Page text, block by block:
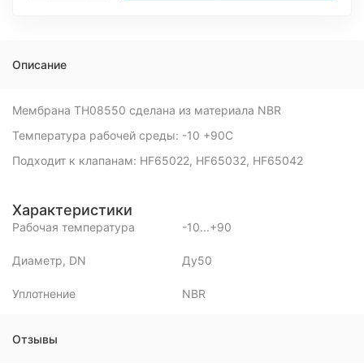
Описание
Мембрана TH08550 сделана из материала NBR
Температура рабочей среды: -10 +90С
Подходит к клапанам: HF65022, HF65032, HF65042
Характеристики
Рабочая температура -10...+90
Диаметр, DN Ду50
Уплотнение NBR
Отзывы